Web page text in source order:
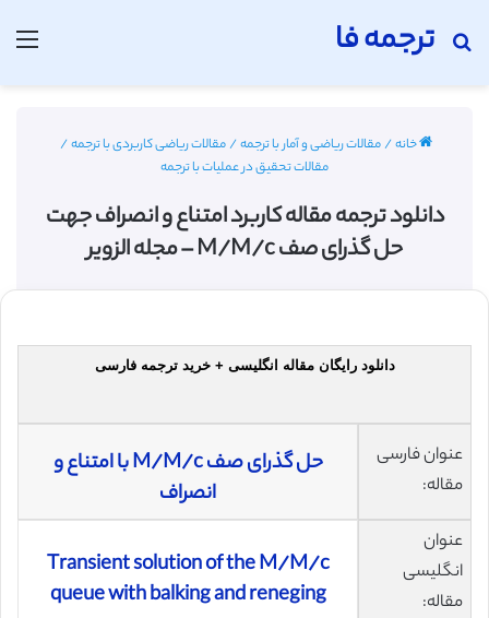
ترجمه فا
جستجو برای
خانه/مقالات ریاضی و آمار با ترجمه/مقالات ریاضی کاربردی با ترجمه/
مقالات تحقیق در عملیات با ترجمه
دانلود ترجمه مقاله کاربرد امتناع و انصراف جهت
حل گذرای صف M/M/c – مجله الزویر
دانلود رایگان مقاله انگلیسی + خرید ترجمه فارسی
عنوان فارسی
مقاله:
حل گذرای صف M/M/c با امتناع و
انصراف
عنوان
انگلیسی
مقاله:
Transient solution of the M/M/c
queue with balking and reneging